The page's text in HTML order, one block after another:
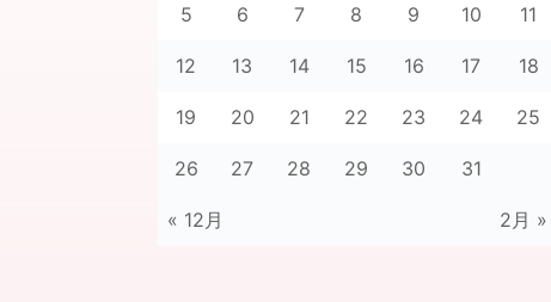
« 12月 2月 »
5 6 7 8 9 10 11
12 13 14 15 16 17 18
19 20 21 22 23 24 25
26 27 28 29 30 31